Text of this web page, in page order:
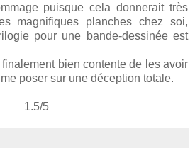
puisque cela donnerait très
magnifiques planches chez soi,
pour une bande-dessinée est
bien contente de les avoir
poser sur une déception totale.
1.5/5